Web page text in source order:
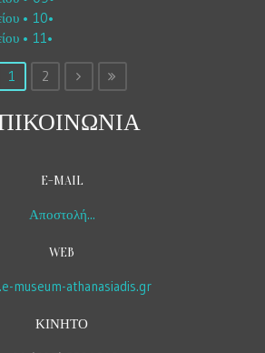
• 10•
• 11•
1 2
E-MAIL
Αποστολή...
WEB
museum-athanasiadis.gr
ΚΙΝΗΤΟ